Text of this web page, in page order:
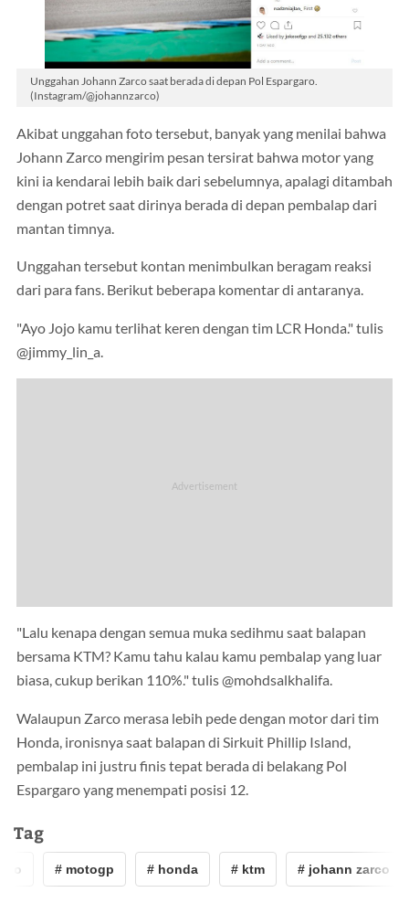
Unggahan Johann Zarco saat berada di depan Pol Espargaro.
(Instagram/@johannzarco)
Akibat unggahan foto tersebut, banyak yang menilai bahwa
Johann Zarco mengirim pesan tersirat bahwa motor yang
kini ia kendarai lebih baik dari sebelumnya, apalagi ditambah
dengan potret saat dirinya berada di depan pembalap dari
mantan timnya.
Unggahan tersebut kontan menimbulkan beragam reaksi
dari para fans. Berikut beberapa komentar di antaranya.
"Ayo Jojo kamu terlihat keren dengan tim LCR Honda." tulis
@jimmy_lin_a.
"Lalu kenapa dengan semua muka sedihmu saat balapan
bersama KTM? Kamu tahu kalau kamu pembalap yang luar
biasa, cukup berikan 110%." tulis @mohdsalkhalifa.
Walaupun Zarco merasa lebih pede dengan motor dari tim
Honda, ironisnya saat balapan di Sirkuit Phillip Island,
pembalap ini justru finis tepat berada di belakang Pol
Espargaro yang menempati posisi 12.
Tag
# motogp # honda # ktm # johann zarco